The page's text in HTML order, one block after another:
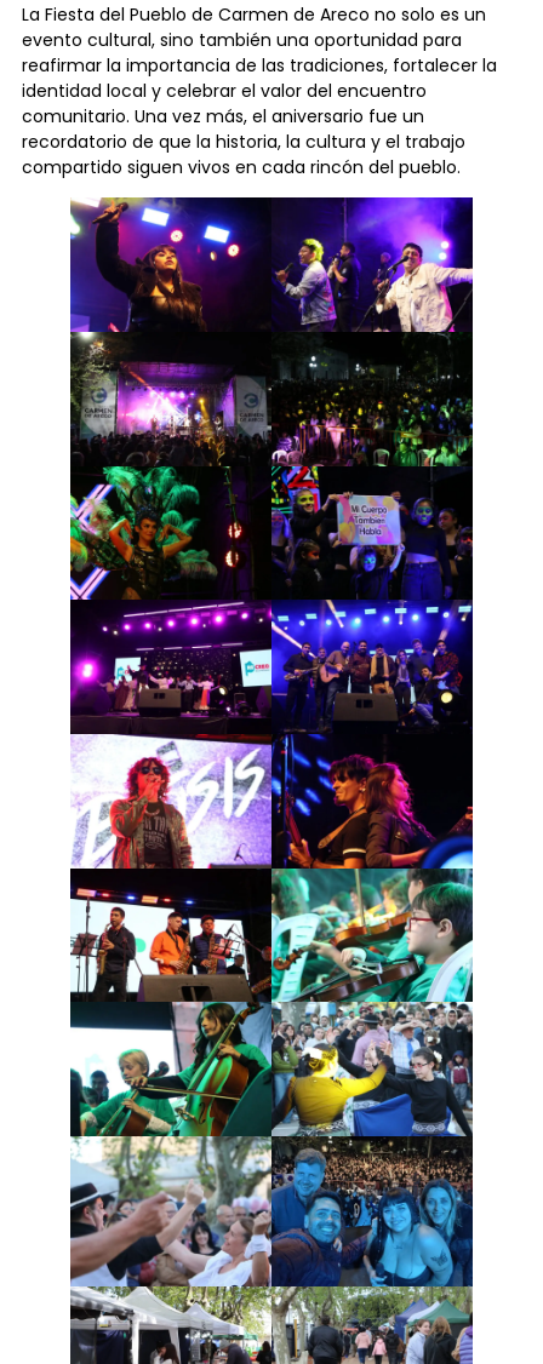
La Fiesta del Pueblo de Carmen de Areco no solo es un
evento cultural, sino también una oportunidad para
reafirmar la importancia de las tradiciones, fortalecer la
identidad local y celebrar el valor del encuentro
comunitario. Una vez más, el aniversario fue un
recordatorio de que la historia, la cultura y el trabajo
compartido siguen vivos en cada rincón del pueblo.